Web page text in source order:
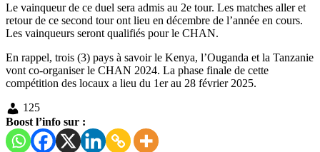
Le vainqueur de ce duel sera admis au 2e tour. Les matches aller et
retour de ce second tour ont lieu en décembre de l’année en cours.
Les vainqueurs seront qualifiés pour le CHAN.
En rappel, trois (3) pays à savoir le Kenya, l’Ouganda et la Tanzanie
vont co-organiser le CHAN 2024. La phase finale de cette
compétition des locaux a lieu du 1er au 28 février 2025.
125
Boost l’info sur :